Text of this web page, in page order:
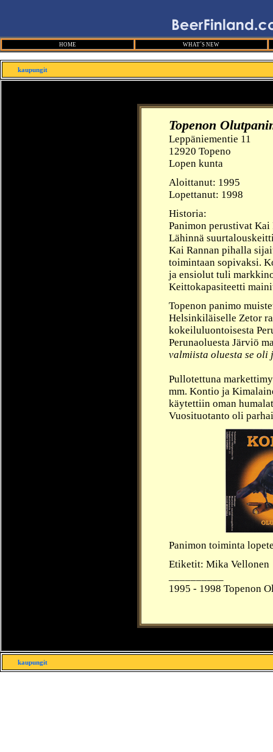
HOME WHAT´S NEW
kaupungit
Topenon
Leppäniementie 11
12920 Topeno
Lopen kunta
Aloittanut: 1995
Lopettanut: 1998
Historia:
Panimon perustivat Kai
Lähinnä
Kai Rannan pihalla
toimintaan sopivaksi.
ja ensiolut tuli
Keittokapasiteetti
Topenon panimo
Helsinkiläiselle Zetor
kokeiluluontoisesta
Perunaoluesta Järviö
valmiista oluesta se oli
Pullotettuna
mm. Kontio ja
käytettiin oman
Vuosituotanto oli
Panimon toiminta
Etiketit: Mika Vellonen
1995 - 1998 Topenon
kaupungit